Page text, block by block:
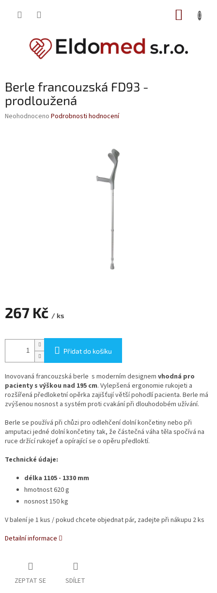
Berle francouzská FD93 -
prodloužená
Průměrné
Neohodnoceno Podrobnosti hodnocení
267 Kč / ks
cena:
Přidat do košíku
Inovovaná francouzská berle s moderním designem vhodná pro
pacienty s výškou nad 195 cm. Vylepšená ergonomie rukojeti a
rozšířená předloketní opěrka zajišťují větší pohodlí pacienta. Berle má
zvýšenou nosnost a systém proti cvakání při dlouhodobém užívání.
Berle se používá při chůzi pro odlehčení dolní končetiny nebo při
amputaci jedné dolní končetiny tak, že částečná váha těla spočívá na
ruce držící rukojeť a opírající se o opěru předloktí.
Technické údaje:
délka 1105 - 1330 mm
hmotnost 620 g
nosnost 150 kg
V balení je 1 kus / pokud chcete objednat pár, zadejte při nákupu 2 ks
Detailní informace
ZEPTAT SE SDÍLET